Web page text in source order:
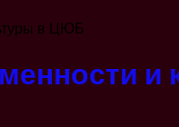
в ЦЮБ